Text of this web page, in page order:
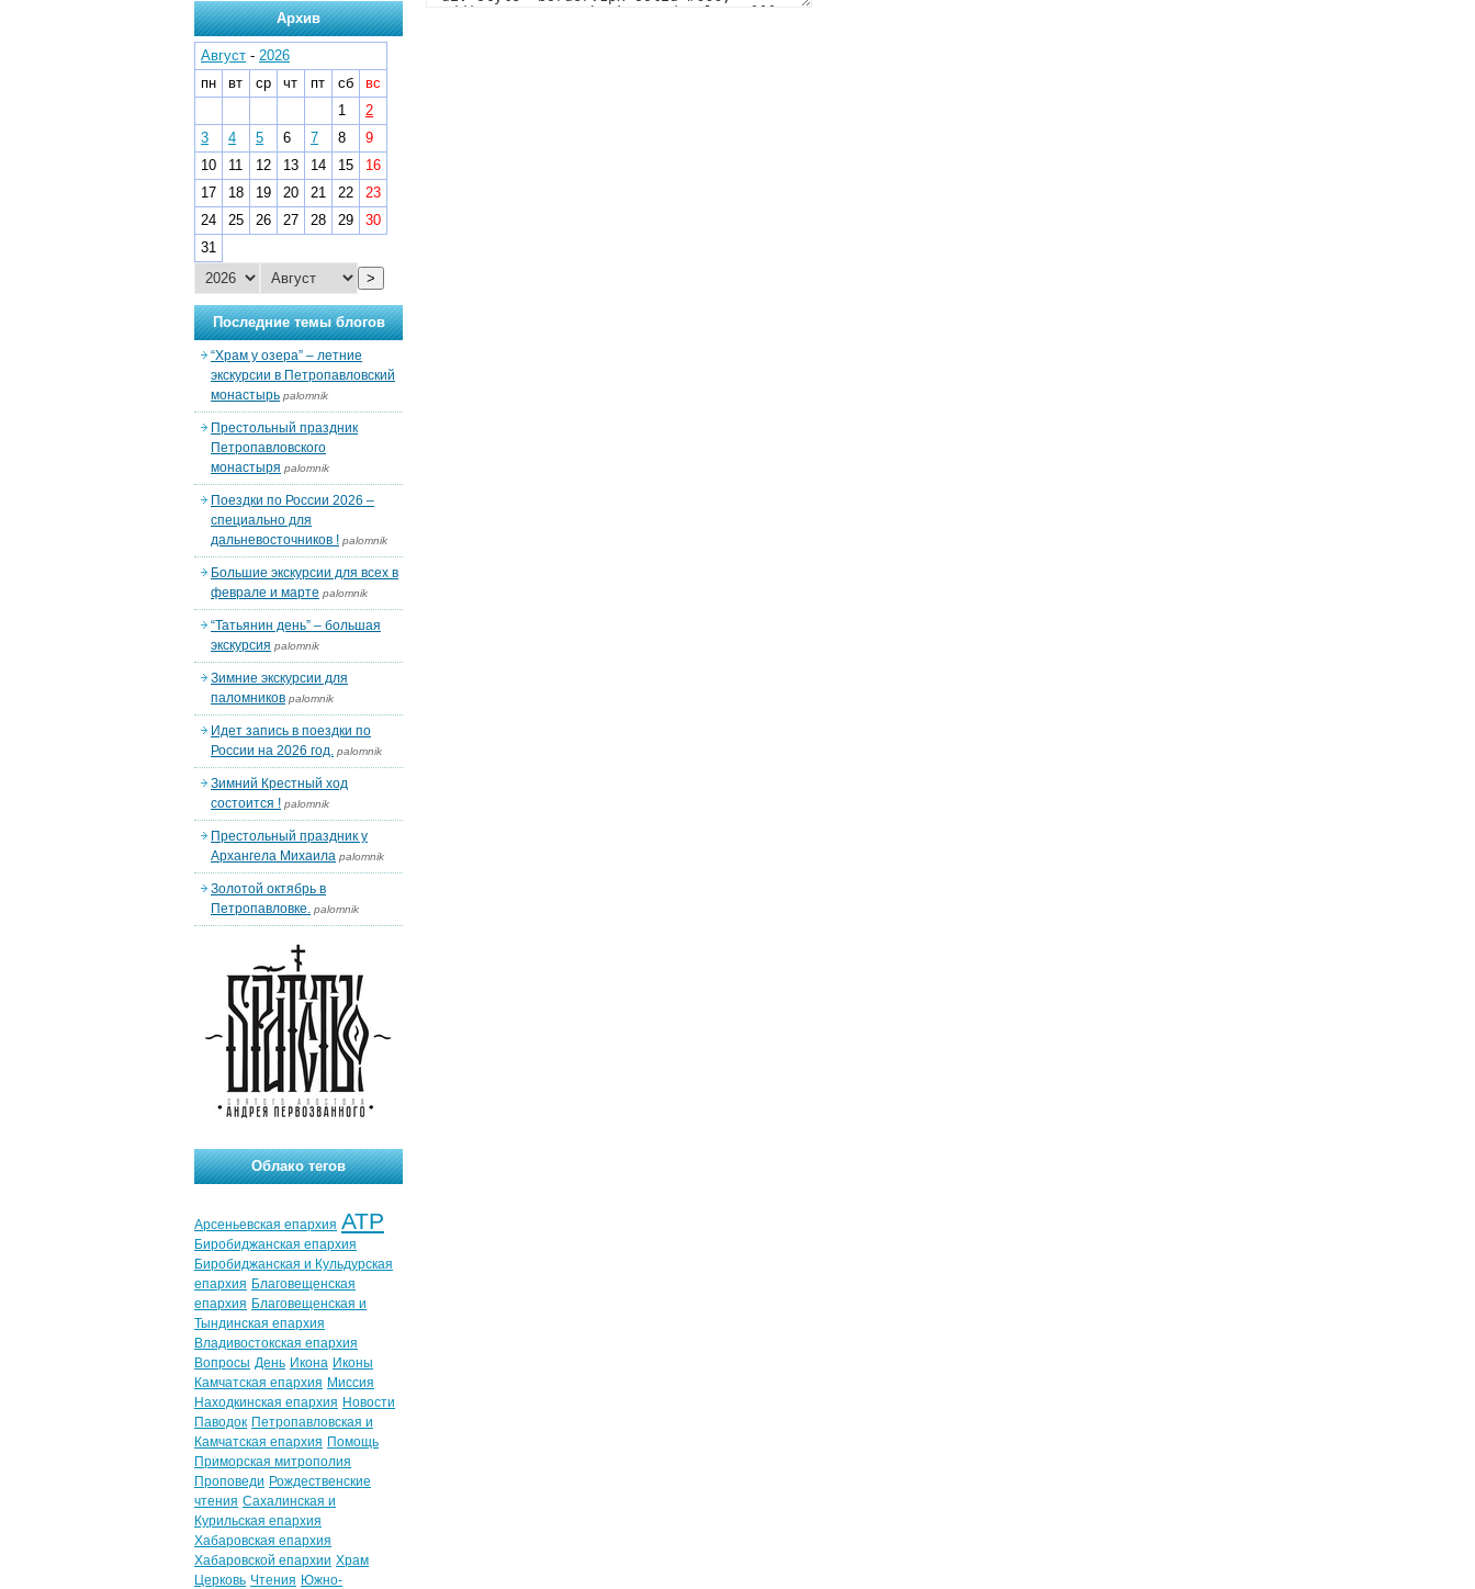
Архив
Август - 2026
пн
вт ср чт пт сб
вс
1
2
3
4 5 6 7 8
9
10
11 12 13 14 15
16
17
18 19 20 21 22
23
24
25 26 27 28 29
30
31
>
Последние темы блогов
“Храм у озера” – летние
экскурсии в Петропавловский
монастырь palomnik
Престольный праздник
Петропавловского
монастыря palomnik
Поездки по России 2026 –
специально для
дальневосточников ! palomnik
Большие экскурсии для всех в
феврале и марте palomnik
“Татьянин день” – большая
экскурсия palomnik
Зимние экскурсии для
паломников palomnik
Идет запись в поездки по
России на 2026 год. palomnik
Зимний Крестный ход
состоится ! palomnik
Престольный праздник у
Архангела Михаила palomnik
Золотой октябрь в
Петропавловке. palomnik
Облако тегов
Арсеньевская епархия АТР
Биробиджанская епархия
Биробиджанская и Кульдурская
епархия Благовещенская
епархия Благовещенская и
Тындинская епархия
Владивостокская епархия
Вопросы День Икона Иконы
Камчатская епархия Миссия
Находкинская епархия Новости
Паводок Петропавловская и
Камчатская епархия Помощь
Приморская митрополия
Проповеди Рождественские
чтения Сахалинская и
Курильская епархия
Хабаровская епархия
Хабаровской епархии Храм
Церковь Чтения Южно-